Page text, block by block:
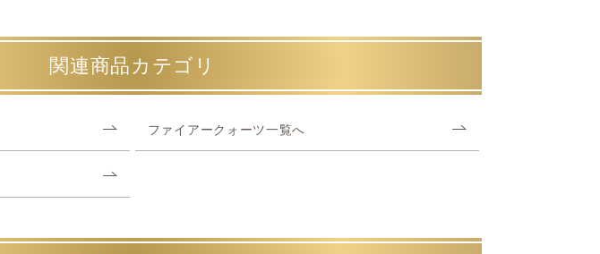
関連商品カテゴリ
ファイアークォーツ一覧へ